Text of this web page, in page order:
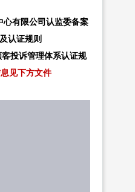
有限公司认监委备案
认证规则
客投诉管理体系认证规
见下方文件